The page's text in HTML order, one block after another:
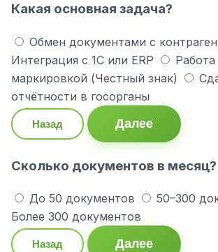
Какая основная задача?
Обмен документами с
Интеграция с 1С или ERP
Работа
маркировкой (Честный знак)
отчётности в госорганы
Назад Далее
Сколько документов в месяц?
До 50 документов
50–300
Более 300 документов
Назад Далее